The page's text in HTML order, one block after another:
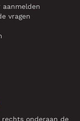
aanmelden
vragen
onderaan de